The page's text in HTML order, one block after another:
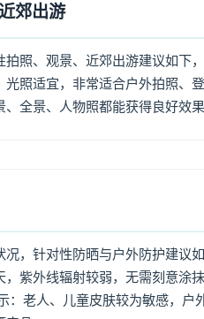
郊出游
照、观景、近郊出游建议如下
照适宜，非常适合户外拍照、
全景、人物照都能获得良好效果
，针对性防晒与户外防护建议
紫外线辐射较弱，无需刻意涂
：老人、儿童皮肤较为敏感，